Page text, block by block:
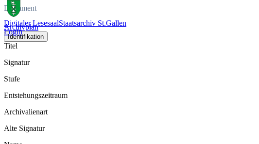
Digitaler LesesaalStaatsarchiv St.Gallen
Login
Dokument
Archivplan
Identifikation
Titel
Signatur
Stufe
Entstehungszeitraum
Archivalienart
Alte Signatur